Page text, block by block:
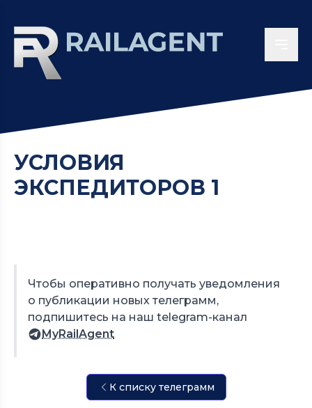
УСЛОВИЯ
ЭКСПЕДИТОРОВ 1
Чтобы оперативно получать уведомления
о публикации новых телеграмм,
подпишитесь на наш telegram-канал
MyRailAgent
К списку телеграмм